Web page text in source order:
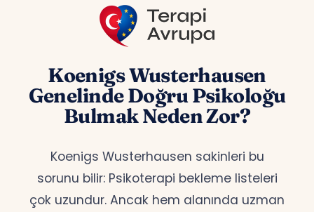
Koenigs Wusterhausen
Genelinde Doğru Psikoloğu
Bulmak Neden Zor?
Koenigs Wusterhausen sakinleri bu
sorunu bilir: Psikoterapi bekleme listeleri
çok uzundur. Ancak hem alanında uzman